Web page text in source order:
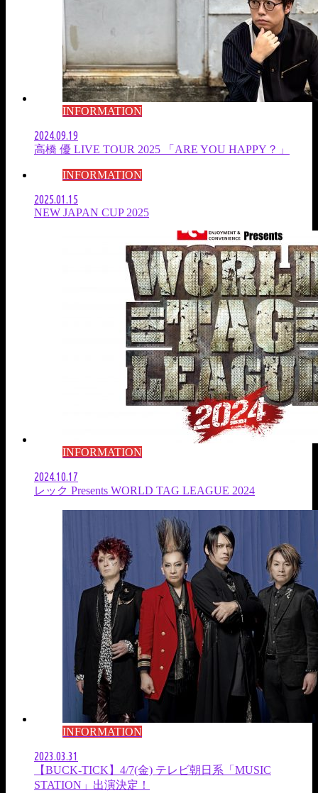
INFORMATION
2024.09.19
高橋 優 LIVE TOUR 2025 「ARE YOU HAPPY？」
INFORMATION
2025.01.15
NEW JAPAN CUP 2025
INFORMATION
2024.10.17
レック Presents WORLD TAG LEAGUE 2024
INFORMATION
2023.03.31
【BUCK-TICK】4/7(金) テレビ朝日系「MUSIC
STATION」出演決定！